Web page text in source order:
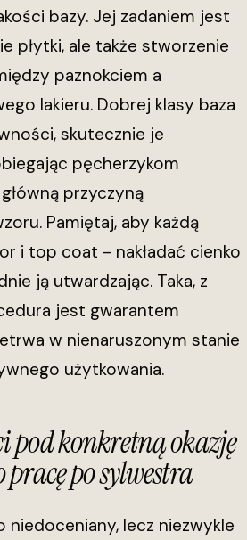
bazy. Jej zadaniem jest
płytki, ale także stworzenie
paznokciem a
lakieru. Dobrej klasy baza
skutecznie je
pęcherzykom
przyczyną
Pamiętaj, aby każdą
i top coat - nakładać cienko
ją utwardzając. Taka, z
jest gwarantem
w nienaruszonym stanie
użytkowania.
pod konkretną okazję
po sylwestra
niedoceniany, lecz niezwykle